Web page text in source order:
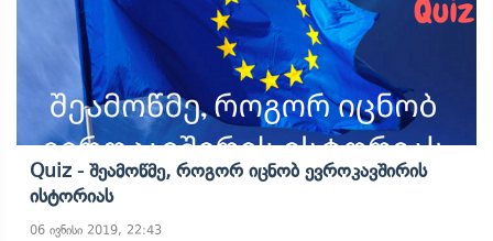
Quiz - Შეამოწმე, Როგორ Იცნობ Ევროკავშირის
Ისტორიას
06 ივნისი 2019, 22:43